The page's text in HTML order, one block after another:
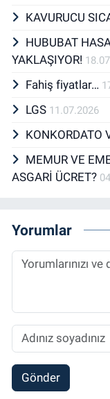
KAVURUCU
HUBUBAT
YAKLAŞIYOR!
Fahiş fiyatlar…
LGS 11.07.2026
KONKORDATO
MEMUR VE
ASGARİ ÜCRET?
Yorumlar
Gönder